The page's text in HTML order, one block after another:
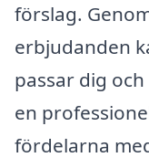
förslag.
erbjudanden
passar dig
en
fördelarna